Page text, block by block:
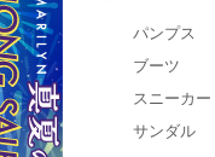
パンプス
ブーツ
スニーカー
サンダル